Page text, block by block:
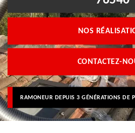
NOS
CONTACTEZ-
RAMONEUR DEPUIS 3 GÉNÉRATIONS DE